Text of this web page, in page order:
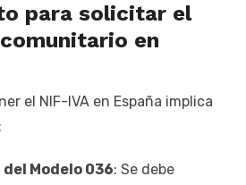
para solicitar el
en
el NIF-IVA en España implica
Modelo 036: Se debe